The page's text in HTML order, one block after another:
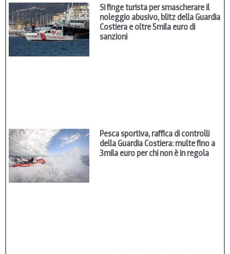
Si finge turista per smascherare il
noleggio abusivo, blitz della Guardia
Costiera e oltre 5mila euro di
sanzioni
Pesca sportiva, raffica di controlli
della Guardia Costiera: multe fino a
3mila euro per chi non è in regola